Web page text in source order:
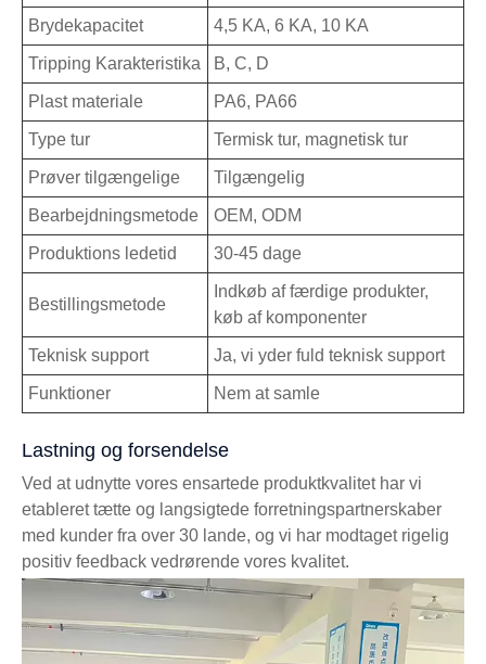
Brydekapacitet 4,5 KA, 6 KA, 10 KA
Tripping Karakteristika B, C, D
Plast materiale PA6, PA66
Type tur Termisk tur, magnetisk tur
Prøver tilgængelige Tilgængelig
Bearbejdningsmetode OEM, ODM
Produktions ledetid 30-45 dage
Bestillingsmetode
Indkøb af færdige produkter,
køb af komponenter
Teknisk support Ja, vi yder fuld teknisk support
Funktioner Nem at samle
Lastning og forsendelse
Ved at udnytte vores ensartede produktkvalitet har vi
etableret tætte og langsigtede forretningspartnerskaber
med kunder fra over 30 lande, og vi har modtaget rigelig
positiv feedback vedrørende vores kvalitet.